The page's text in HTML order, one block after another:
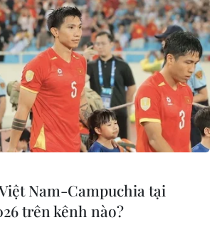
Nam-Campuchia tại
trên kênh nào?